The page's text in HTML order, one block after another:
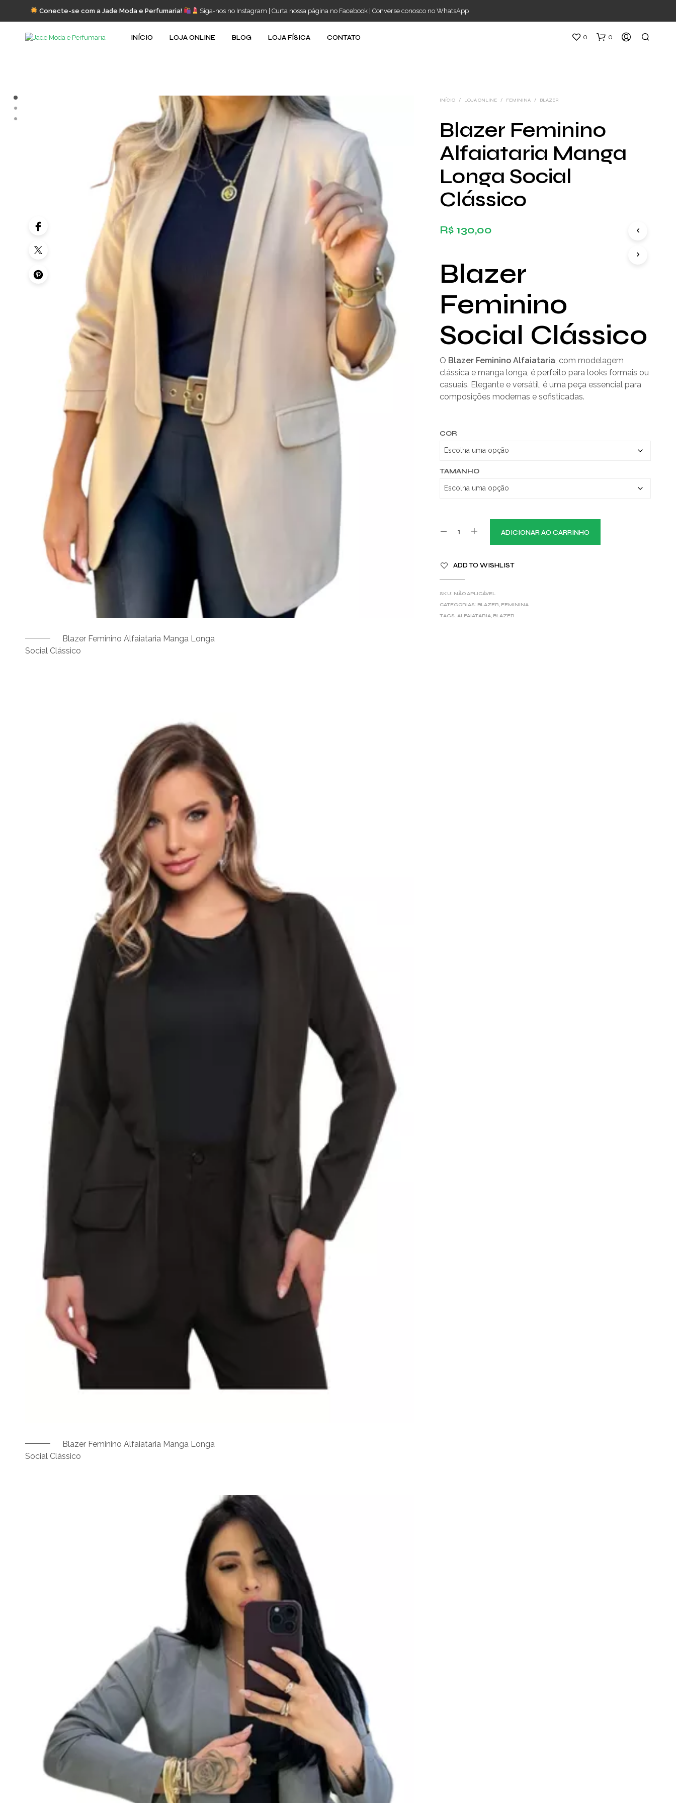
Conecte-se com a Jade Moda e Perfumaria! Siga-nos no Instagram |Curta nossa página no Facebook |Converse conosco no WhatsApp
INÍCIO LOJA ONLINE BLOG LOJA FÍSICA CONTATO 0 0
Blazer Feminino Alfaiataria Manga Longa
Social Clássico
Blazer Feminino Alfaiataria Manga Longa
Social Clássico
INÍCIO / LOJA ONLINE / FEMININA / BLAZER
Blazer Feminino
Alfaiataria Manga
Longa Social
Clássico
R$130,00
Blazer
Feminino
Social Clássico
O Blazer Feminino Alfaiataria , com modelagem
clássica e manga longa, é perfeito para looks formais ou
casuais. Elegante e versátil, é uma peça essencial para
composições modernas e sofisticadas.
COR
TAMANHO
ADICIONAR AO CARRINHO
ADD TO WISHLIST
SKU: NÃO APLICÁVEL
CATEGORIAS: BLAZER, FEMININA
TAGS: ALFAIATARIA, BLAZER